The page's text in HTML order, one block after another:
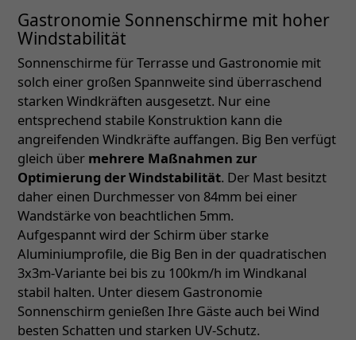
Gastronomie Sonnenschirme mit hoher
Windstabilität
Sonnenschirme für Terrasse und Gastronomie mit
solch einer großen Spannweite sind überraschend
starken Windkräften ausgesetzt. Nur eine
entsprechend stabile Konstruktion kann die
angreifenden Windkräfte auffangen. Big Ben verfügt
gleich über mehrere Maßnahmen zur
Optimierung der Windstabilität. Der Mast besitzt
daher einen Durchmesser von 84mm bei einer
Wandstärke von beachtlichen 5mm.
Aufgespannt wird der Schirm über starke
Aluminiumprofile, die Big Ben in der quadratischen
3x3m-Variante bei bis zu 100km/h im Windkanal
stabil halten. Unter diesem Gastronomie
Sonnenschirm genießen Ihre Gäste auch bei Wind
besten Schatten und starken UV-Schutz.